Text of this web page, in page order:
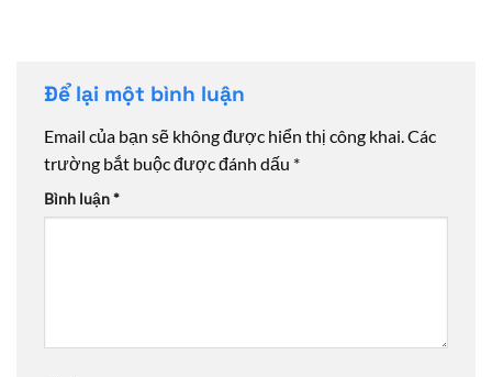
Để lại một bình luận
Email của bạn sẽ không được hiển thị công khai. Các
trường bắt buộc được đánh dấu *
Bình luận*